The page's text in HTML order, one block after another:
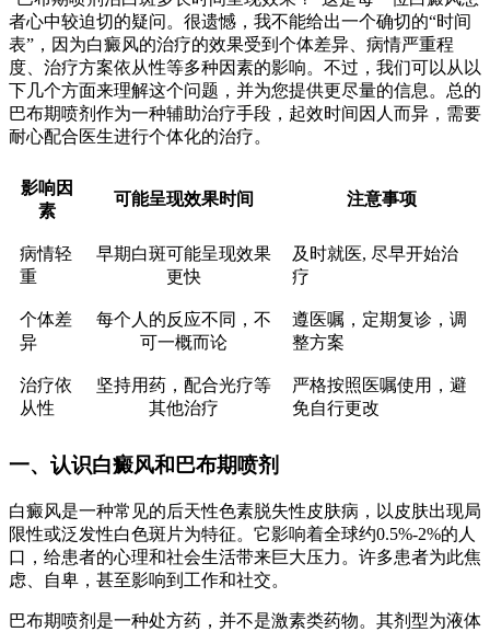
者心中较迫切的疑问。很遗憾，我不能给出一个确切的“时间
表”，因为白癜风的治疗的效果受到个体差异、病情严重程
度、治疗方案依从性等多种因素的影响。不过，我们可以从以
下几个方面来理解这个问题，并为您提供更尽量的信息。总的
巴布期喷剂作为一种辅助治疗手段，起效时间因人而异，需要
耐心配合医生进行个体化的治疗。
影响因
素
可能呈现效果时间 注意事项
病情轻
重
早期白斑可能呈现效果
更快
及时就医, 尽早开始治
疗
个体差
异
每个人的反应不同，不
可一概而论
遵医嘱，定期复诊，调
整方案
治疗依
从性
坚持用药，配合光疗等
其他治疗
严格按照医嘱使用，避
免自行更改
一、认识白癜风和巴布期喷剂
白癜风是一种常见的后天性色素脱失性皮肤病，以皮肤出现局
限性或泛发性白色斑片为特征。它影响着全球约0.5%-2%的人
口，给患者的心理和社会生活带来巨大压力。许多患者为此焦
虑、自卑，甚至影响到工作和社交。
巴布期喷剂是一种处方药，并不是激素类药物。其剂型为液体